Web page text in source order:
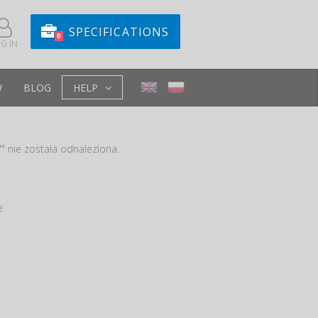
IN
0 SPECIFICATIONS
BLOG HELP
została odnaleziona.